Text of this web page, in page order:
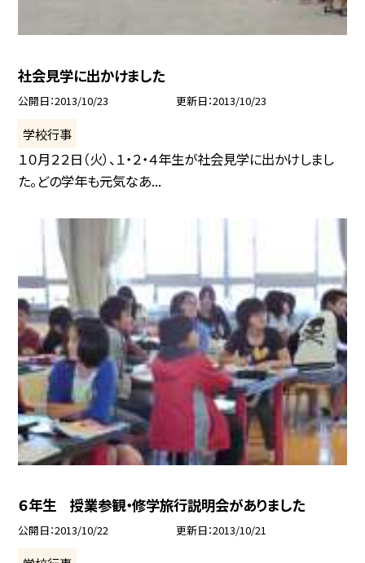
社会見学に出かけました
公開日 2013/10/23 更新日 2013/10/23
学校行事
１０月２２日（火）、１・２・４年生が社会見学に出かけしまし
た。どの学年も元気なあ...
６年生 授業参観・修学旅行説明会がありました
公開日 2013/10/22 更新日 2013/10/21